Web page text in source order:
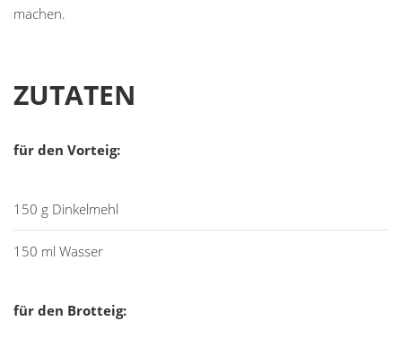
machen.
ZUTATEN
für den Vorteig:
150 g Dinkelmehl
150 ml Wasser
für den Brotteig: